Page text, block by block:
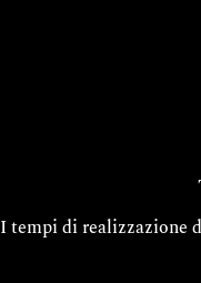
I tempi di realizzazione